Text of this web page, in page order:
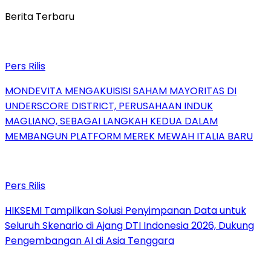
Berita Terbaru
Pers Rilis
MONDEVITA MENGAKUISISI SAHAM MAYORITAS DI
UNDERSCORE DISTRICT, PERUSAHAAN INDUK
MAGLIANO, SEBAGAI LANGKAH KEDUA DALAM
MEMBANGUN PLATFORM MEREK MEWAH ITALIA BARU
Pers Rilis
HIKSEMI Tampilkan Solusi Penyimpanan Data untuk
Seluruh Skenario di Ajang DTI Indonesia 2026, Dukung
Pengembangan AI di Asia Tenggara